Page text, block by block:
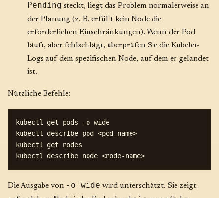
Pending steckt, liegt das Problem normalerweise an
der Planung (z. B. erfüllt kein Node die
erforderlichen Einschränkungen). Wenn der Pod
läuft, aber fehlschlägt, überprüfen Sie die Kubelet-
Logs auf dem spezifischen Node, auf dem er gelandet
ist.
Nützliche Befehle:
kubectl get pods -o wide
kubectl describe pod <pod-name>
kubectl get nodes
Die Ausgabe von -o wide wird unterschätzt. Sie zeigt,